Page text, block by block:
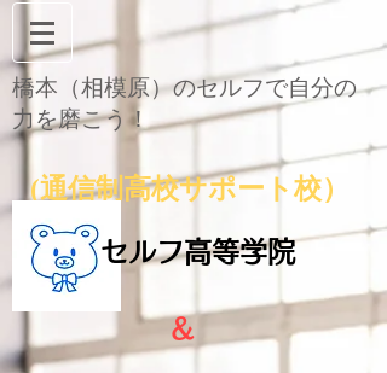
橋本（相模原）のセルフで自分の
力を磨こう！
(通信制高校サポート校）
セルフ高等学院
＆